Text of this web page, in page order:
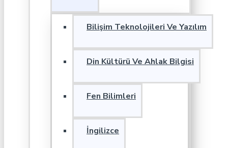
Bilişim Teknolojileri Ve Yazılım
Din Kültürü Ve Ahlak Bilgisi
Fen Bilimleri
İngilizce